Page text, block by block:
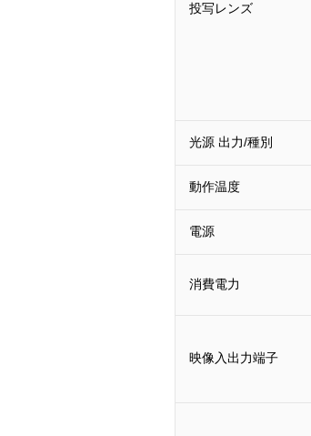
投写レンズ
光源 出力/種別
動作温度
電源
消費電力
映像入出力端子